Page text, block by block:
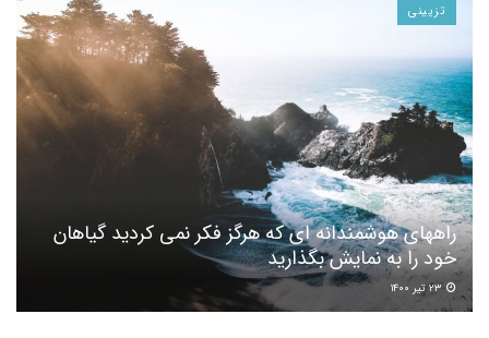
تزیینی
راههای هوشمندانه ای که هرگز فکر نمی کردید گیاهان
خود را به نمایش بگذارید